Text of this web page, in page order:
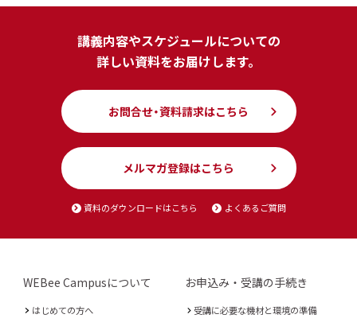
講義内容やスケジュールについての
詳しい資料をお届けします。
お問合せ・資料請求はこちら
メルマガ登録はこちら
資料のダウンロードはこちら よくあるご質問
WEBee Campusについて
はじめての方へ
お申込み・受講の手続き
受講に必要な機材と環境の準備